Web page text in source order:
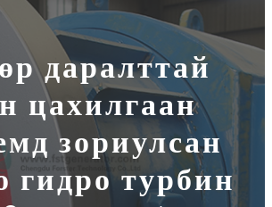
даралттай
цахилгаан
зориулсан
гидро турбин